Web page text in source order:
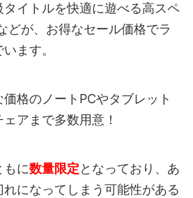
イトルを快適に遊べる高スペ
どが、お得なセール価格でラ
ます。
格のノートPCやタブレット
アまで多数用意！
もに数量限定となっており、あ
になってしまう可能性がある